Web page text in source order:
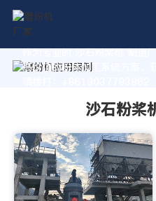
作为专业的 沙石粉桨机 制造
高价值的粉体加工系统方案。
沙石粉桨